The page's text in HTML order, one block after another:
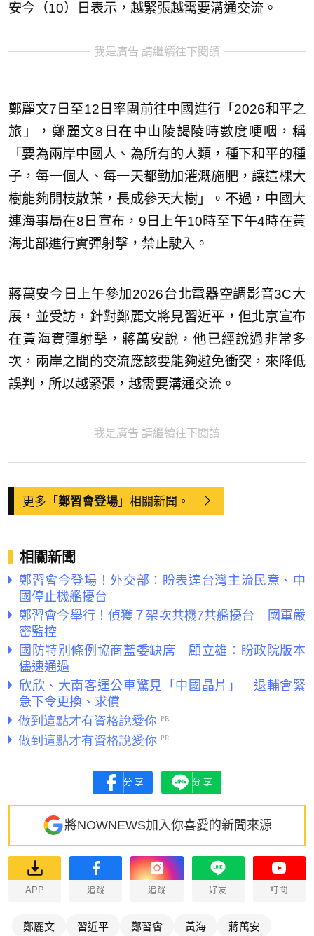
安今（10）日表示，越緊張越需要溝通交流。
我是廣告 請繼續往下閱讀
鄭麗文7日至12日率團前往中國進行「2026和平之
旅」，鄭麗文8日在中山陵謁陵時數度哽咽，稱
「要為兩岸中國人、為所有的人類，種下和平的種
子，每一個人、每一天都勤加灌溉施肥，讓這棵大
樹能夠開枝散葉，長成參天大樹」。不過，中國大
連海事局在8日宣布，9日上午10時至下午4時在黃
海北部進行實彈射擊，禁止駛入。
蔣萬安今日上午參加2026台北電器空調影音3C大
展，並受訪，針對鄭麗文將見習近平，但北京宣布
在黃海實彈射擊，蔣萬安說，他已經說過非常多
次，兩岸之間的交流應該要能夠避免衝突，來降低
誤判，所以越緊張，越需要溝通交流。
我是廣告 請繼續往下閱讀
更多「鄭習會登場」相關新聞。
相關新聞
鄭習會今登場！外交部：盼表達台灣主流民意、中
國停止機艦擾台
鄭習會今舉行！偵獲７架次共機7共艦擾台 國軍嚴
密監控
國防特別條例協商藍委缺席 顧立雄：盼政院版本
儘速通過
欣欣、大南客運公車驚見「中國晶片」 退輔會緊
急下令更換、求償
分享 分享
將NOWNEWS加入你喜愛的新聞來源
APP 追蹤 追蹤 好友 訂閱
鄭麗文 習近平 鄭習會 黃海 蔣萬安